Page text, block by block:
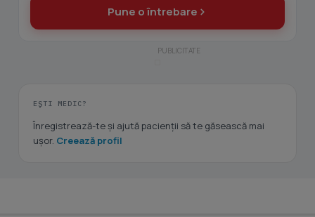
Pune o întrebare
EȘTI MEDIC?
Înregistrează-te și ajută pacienții să te găsească mai
ușor. Creează profil